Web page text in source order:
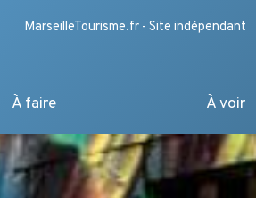
MarseilleTourisme.fr - Site indépendant
À faire À voir